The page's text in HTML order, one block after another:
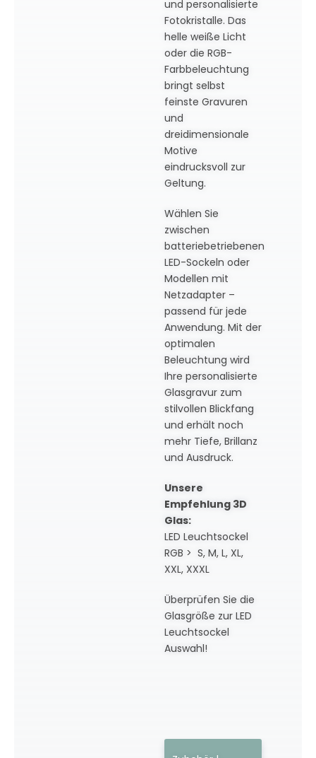
und personalisierte
Fotokristalle. Das
helle weiße Licht
oder die RGB-
Farbbeleuchtung
bringt selbst
feinste Gravuren
und
dreidimensionale
Motive
eindrucksvoll zur
Geltung.
Wählen Sie
zwischen
batteriebetriebenen
LED-Sockeln oder
Modellen mit
Netzadapter –
passend für jede
Anwendung. Mit der
optimalen
Beleuchtung wird
Ihre personalisierte
Glasgravur zum
stilvollen Blickfang
und erhält noch
mehr Tiefe, Brillanz
und Ausdruck.
Unsere
Empfehlung 3D
Glas:
LED Leuchtsockel
RGB > S, M, L, XL,
XXL, XXXL
Überprüfen Sie die
Glasgröße zur LED
Leuchtsockel
Auswahl!